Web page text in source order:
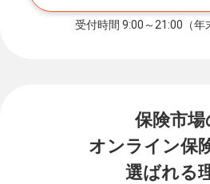
受付時間 9:00～21:00（年
保険市場
オンライン保
選ばれる